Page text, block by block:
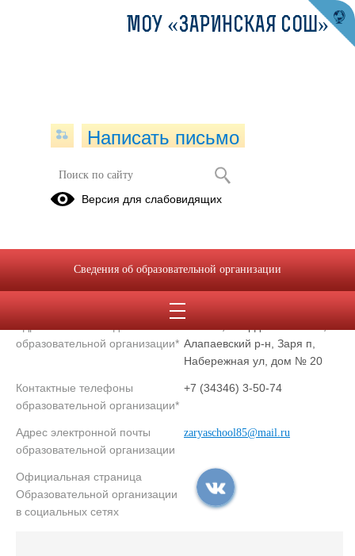
Контакты
образовательной организации* Алапаевский р-н, Заря п,
Набережная ул, дом № 20
Контактные телефоны
образовательной организации*
+7 (34346) 3-50-74
Адрес электронной почты
образовательной организации
zaryaschool85@mail.ru
Официальная страница
Образовательной организации
в социальных сетях
МОУ «ЗАРИНСКАЯ СОШ»
Написать письмо
Версия для слабовидящих
Сведения об образовательной организации